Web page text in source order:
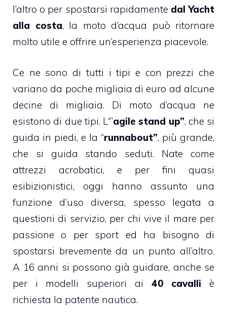
l’altro o per spostarsi rapidamente dal Yacht
alla costa, la moto d’acqua può ritornare
molto utile e offrire un’esperienza piacevole.
Ce ne sono di tutti i tipi e con prezzi che
variano da poche migliaia di euro ad alcune
decine di migliaia. Di moto d’acqua ne
esistono di due tipi. L'”agile stand up”, che si
guida in piedi, e la “runnabout”, più grande,
che si guida stando seduti. Nate come
attrezzi acrobatici, e per fini quasi
esibizionistici, oggi hanno assunto una
funzione d’uso diversa, spesso legata a
questioni di servizio, per chi vive il mare per
passione o per sport ed ha bisogno di
spostarsi brevemente da un punto all’altro.
A 16 anni si possono già guidare, anche se
per i modelli superiori ai 40 cavalli è
richiesta la patente nautica.